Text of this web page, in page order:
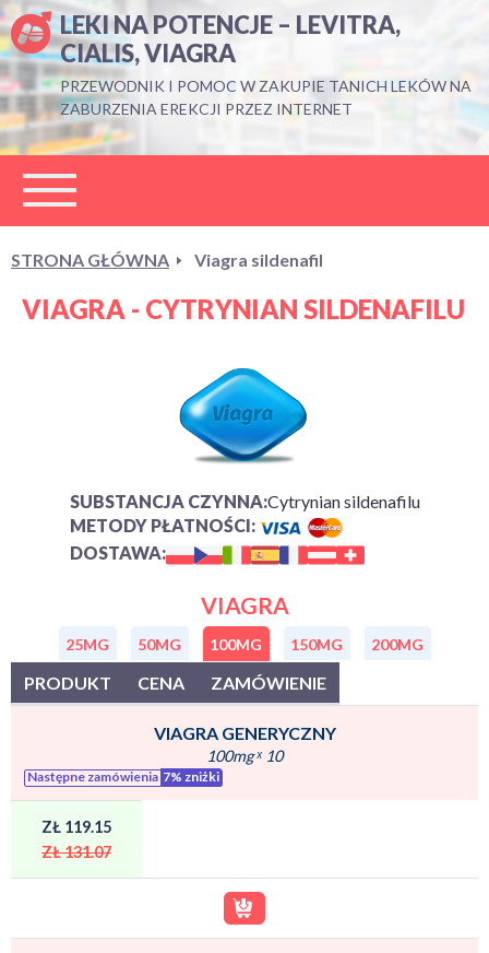
LEKI NA POTENCJE – LEVITRA,
CIALIS, VIAGRA
PRZEWODNIK I POMOC W ZAKUPIE TANICH LEKÓW NA
ZABURZENIA EREKCJI PRZEZ INTERNET
STRONA GŁÓWNA Viagra sildenafil
VIAGRA - CYTRYNIAN SILDENAFILU
SUBSTANCJA CZYNNA:Cytrynian sildenafilu
METODY PŁATNOŚCI:
DOSTAWA:
VIAGRA
25MG 50MG 100MG 150MG 200MG
PRODUKT CENA ZAMÓWIENIE
VIAGRA GENERYCZNY
100mgˣ 10
Następne zamówienia 7% zniżki
ZŁ 119.15
ZŁ 131.07